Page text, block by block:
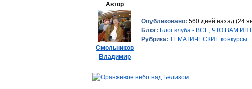
Автор
Смольников
Владимир
Опубликовано: 560 дней назад (24
Блог: Блог клуба - ВСЕ, ЧТО ВАМ
Рубрика: ТЕМАТИЧЕСКИЕ конкурсы